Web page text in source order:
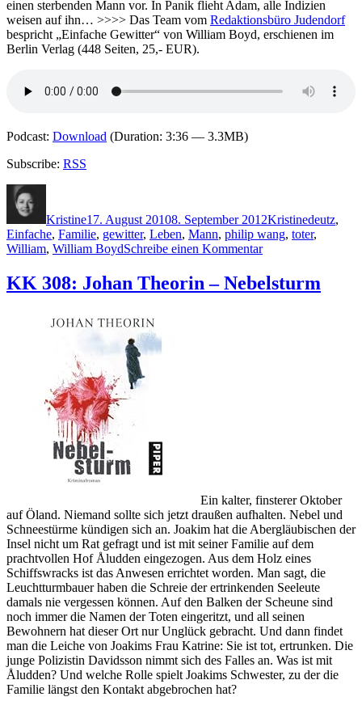
einen sterbenden Mann vor. In Panik flieht Adam, alle Indizien
weisen auf ihn… >>>> Das Team vom Redaktionsbüro Judendorf
bespricht „Einfache Gewitter“ von William Boyd, erschienen im
Berlin Verlag (448 Seiten, 25,- EUR).
Podcast: Download (Duration: 3:36 — 3.3MB)
Subscribe: RSS
Kristine17. August 20108. September 2012Kristinedeutz,
Einfache, Familie, gewitter, Leben, Mann, philip wang, toter,
William, William BoydSchreibe einen Kommentarzu
498:
William
KK 308: Johan Theorin – Nebelsturm
Ein kalter, finsterer Oktober
auf Öland. Niemand sollte sich jetzt draußen aufhalten. Nebel und
Schneestürme kündigen sich an. Joakim hat die Abergläubischen der
Insel nicht um Rat gefragt und ist mit seiner Familie auf dem
prachtvollen Hof Åludden eingezogen. Aus dem Holz eines
Schiffswracks ist das Anwesen errichtet worden. Man sagt, die
Leuchtturmbauer haben die Schreie der ertrinkenden Seeleute
damals nie vergessen können. Auf den Balken der Scheune sind
noch immer die Namen der Toten eingeritzt, und all seinen
Bewohnern hat dieser Ort nur Unglück gebracht. Und dann findet
man die Leiche von Joakims Frau Katrine: Sie ist tot, ertrunken. Die
junge Polizistin Davidsson nimmt sich des Falles an. Was ist mit
Åludden? Und welche Rolle spielt Joakims Schwester, zu der die
Familie längst den Kontakt abgebrochen hat?